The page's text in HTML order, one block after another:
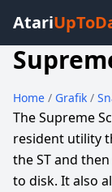
Atari
Home / Grafik /
The Supreme
resident utility
the ST and
to disk. It also